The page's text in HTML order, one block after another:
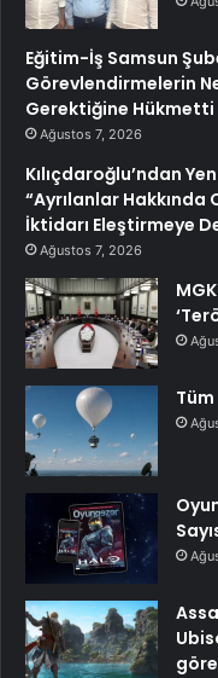
Eğitim-İş Samsun
Görevlendirmelerin
Gerektiğine Hükmetti
Ağustos 7, 2026
Kılıçdaroğlu’ndan
“Ayrılanlar Hakkında
İktidarı Eleştirmeye
Ağustos 7, 2026